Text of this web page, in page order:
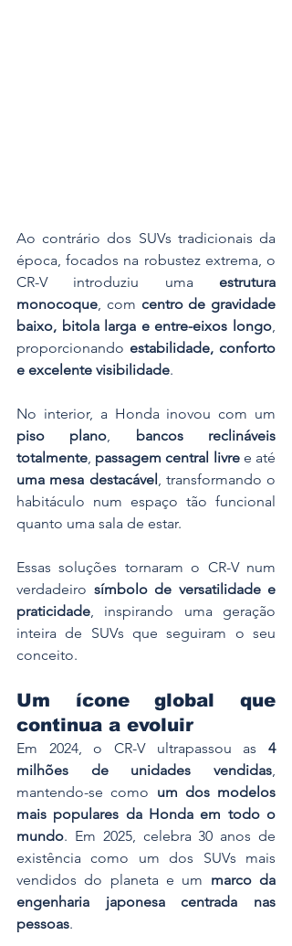
Ao contrário dos SUVs tradicionais da
época, focados na robustez extrema, o
CR-V introduziu uma estrutura
monocoque, com centro de gravidade
baixo, bitola larga e entre-eixos longo,
proporcionando estabilidade, conforto
e excelente visibilidade.
piso plano,
bancos reclináveis
totalmente, passagem central livre
uma mesa destacável , transformando o
habitáculo num espaço tão funcional
quanto uma sala de estar.
Essas soluções tornaram o CR-V num
verdadeiro símbolo de versatilidade e
praticidade, inspirando uma geração
inteira de SUVs que seguiram o seu
conceito.
Um ícone global que
continua a evoluir
Em 2024, o CR-V ultrapassou as 4
milhões de unidades vendidas,
mantendo-se como um dos modelos
mais populares da Honda em todo o
mundo. Em 2025, celebra 30 anos de
existência como um dos SUVs mais
vendidos do planeta e um marco da
engenharia japonesa centrada nas
pessoas.